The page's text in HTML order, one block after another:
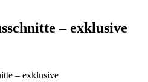
– exklusive
– exklusive